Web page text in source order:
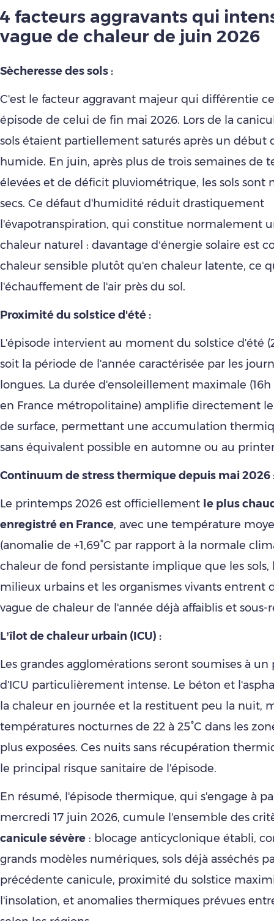
4 facteurs aggravants qui
vague de chaleur de juin 2026
Sècheresse des sols :
C'est le facteur aggravant majeur qui différentie
épisode de celui de fin mai 2026. Lors de la
sols étaient partiellement saturés après un début
humide. En juin, après plus de trois semaines de
élevées et de déficit pluviométrique, les sols sont
secs. Ce défaut d'humidité réduit drastiquement
l'évapotranspiration, qui constitue normalement
chaleur naturel : davantage d’énergie solaire est
chaleur sensible plutôt qu'en chaleur latente, ce
l'échauffement de l'air près du sol.
Proximité du solstice d'été :
L'épisode intervient au moment du solstice d'été
soit la période de l'année caractérisée par les
longues. La durée d'ensoleillement maximale (16h
en France métropolitaine) amplifie directement
de surface, permettant une accumulation
sans équivalent possible en automne ou au
Continuum de stress thermique depuis mai 2026
Le printemps 2026 est officiellement le plus
enregistré en France, avec une température
(anomalie de +1,69°C par rapport à la normale
chaleur de fond persistante implique que les sols,
milieux urbains et les organismes vivants entrent
vague de chaleur de l'année déjà affaiblis et sous-
L’îlot de chaleur urbain (ICU) :
Les grandes agglomérations seront soumises à
d'ICU particulièrement intense. Le béton et
la chaleur en journée et la restituent peu la nuit,
températures nocturnes de 22 à 25°C dans les
plus exposées. Ces nuits sans récupération
le principal risque sanitaire de l'épisode.
En résumé, l'épisode thermique, qui s'engage à
mercredi 17 juin 2026, cumule l'ensemble des
canicule sévère : blocage anticyclonique établi,
grands modèles numériques, sols déjà asséchés
précédente canicule, proximité du solstice
l'insolation, et anomalies thermiques prévues entre